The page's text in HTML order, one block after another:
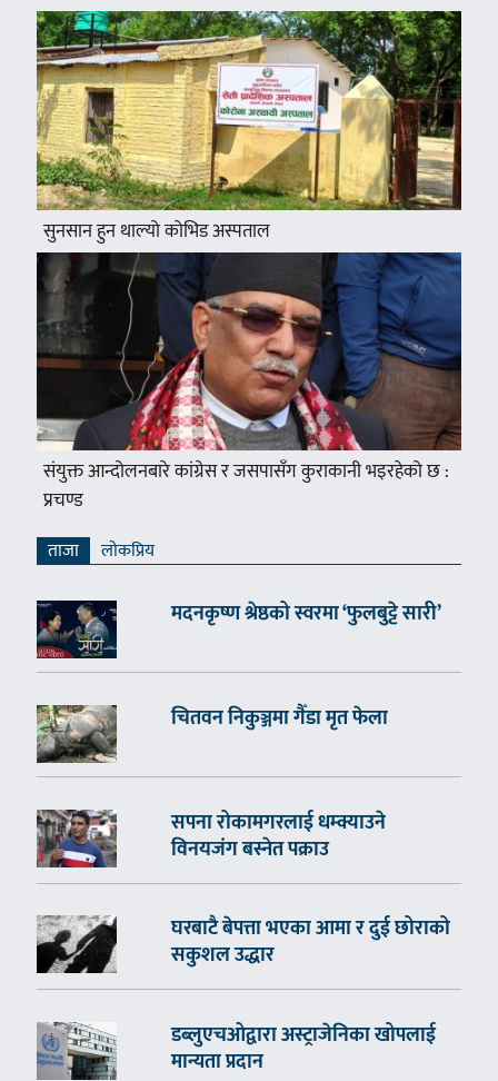
सुनसान हुन थाल्यो कोभिड अस्पताल
संयुक्त आन्दोलनबारे कांग्रेस र जसपासँग कुराकानी भइरहेको छ :
प्रचण्ड
ताजा लाेकप्रिय
मदनकृष्ण श्रेष्ठको स्वरमा ‘फुलबुट्टे सारी’
चितवन निकुञ्जमा गैँडा मृत फेला
सपना रोकामगरलाई धम्क्याउने
विनयजंग बस्नेत पक्राउ
घरबाटै बेपत्ता भएका आमा र दुई छोराको
सकुशल उद्धार
डब्लुएचओद्वारा अस्ट्राजेनिका खोपलाई
मान्यता प्रदान